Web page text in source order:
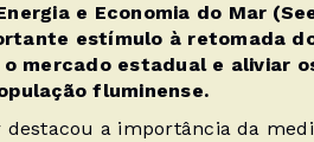
e Economia do Mar
estímulo à retomada
mercado estadual e aliviar
fluminense.
destacou a importância da